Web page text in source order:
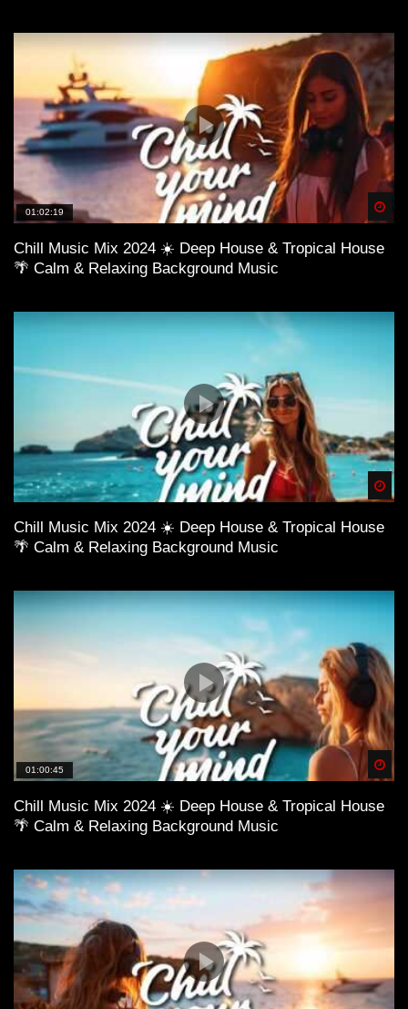
01:02:19
Chill Music Mix 2024 ☀️ Deep House & Tropical House
🌴 Calm & Relaxing Background Music
Chill Music Mix 2024 ☀️ Deep House & Tropical House
🌴 Calm & Relaxing Background Music
01:00:45
Chill Music Mix 2024 ☀️ Deep House & Tropical House
🌴 Calm & Relaxing Background Music